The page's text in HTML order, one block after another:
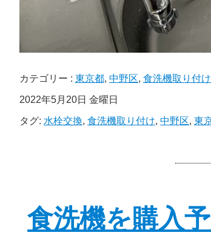
カテゴリー : 東京都, 中野区, 食洗機取り付
2022年5月20日 金曜日
タグ: 水栓交換, 食洗機取り付け, 中野区, 東
食洗機を購入